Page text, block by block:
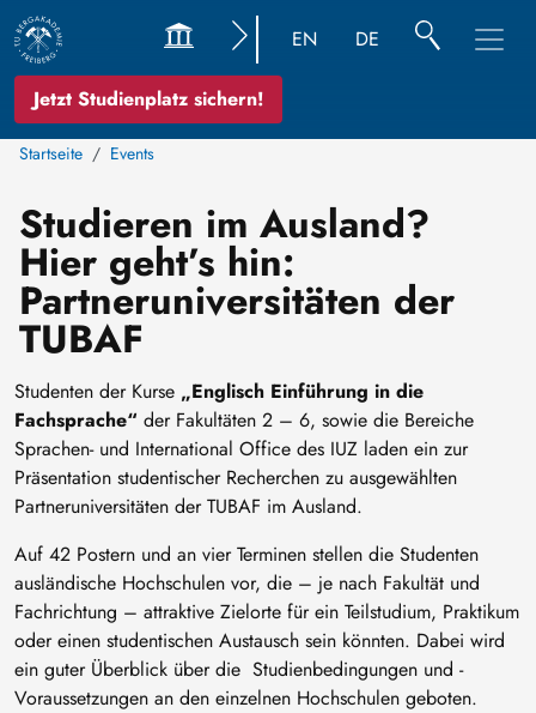
Jetzt Studienplatz sichern!
EN DE
Startseite Events
Studieren im Ausland?
Hier geht’s hin:
Partneruniversitäten der
TUBAF
Studenten der Kurse „Englisch Einführung in die
Fachsprache“ der Fakultäten 2 – 6, sowie die Bereiche
Sprachen- und International Office des IUZ laden ein zur
Präsentation studentischer Recherchen zu ausgewählten
Partneruniversitäten der TUBAF im Ausland.
Auf 42 Postern und an vier Terminen stellen die Studenten
ausländische Hochschulen vor, die – je nach Fakultät und
Fachrichtung – attraktive Zielorte für ein Teilstudium, Praktikum
oder einen studentischen Austausch sein könnten. Dabei wird
ein guter Überblick über die Studienbedingungen und -
Voraussetzungen an den einzelnen Hochschulen geboten.